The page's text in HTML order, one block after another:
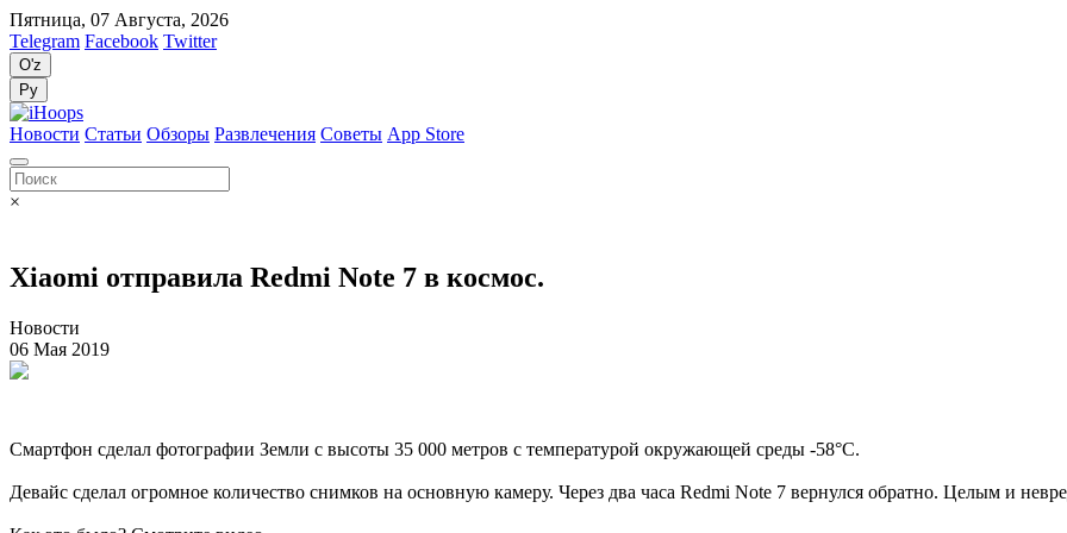
Пятница, 07 Августа, 2026
Telegram Facebook Twitter
O'z
Ру
Новости Статьи Обзоры Развлечения Советы App Store
×
Xiaomi отправила Redmi Note 7 в космос.
Новости
06 Мая 2019
Смартфон сделал фотографии Земли с высоты 35 000 метров с температурой окружающей среды -58°C.
Девайс сделал огромное количество снимков на основную камеру. Через два часа Redmi Note 7 вернулся обратно. Целым и